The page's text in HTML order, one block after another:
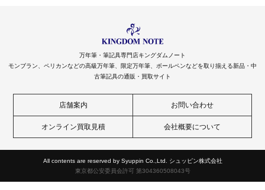
万年筆・筆記具専門店キングダムノート
モンブラン、ペリカンなどの高級万年筆、限定万年筆、ボールペンなどを取り揃える新品・中
古筆記具の通販・買取サイト
店舗案内 お問い合わせ
オンライン買取見積 会社概要について
All contents are reserved by Syuppin Co.,Ltd. シュッピン株式会社
東京都公安委員会許可 第304360508043号